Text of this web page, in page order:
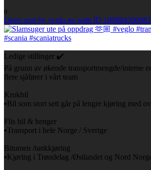
0
Open post by veglo.no with ID
Ledige stillinger ✔️
På grunn av økende transportmengde/interne
flere sjåfører i vårt team
Krokbil
▪️Bil som stort sett går på lengre kjøring med
Flis bil & henger
▪️Transport i hele Norge / Sverige
Bitumen /tankkjøring
▪️Kjøring i Trøndelag /Østlandet og Nord